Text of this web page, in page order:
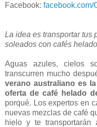
Facebook: facebook.com/
La idea es transportar tus
soleados con cafés
Aguas azules, cielos
transcurren mucho
verano australiano es
oferta de café helado
porqué. Los expertos en
nuevas mezclas de café
hielo y te transportarán